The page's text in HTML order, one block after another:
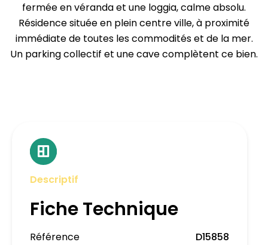
fermée en véranda et une loggia, calme absolu.
Résidence située en plein centre ville, à proximité
immédiate de toutes les commodités et de la mer.
Un parking collectif et une cave complètent ce bien.
Descriptif
Fiche Technique
Référence
D15858